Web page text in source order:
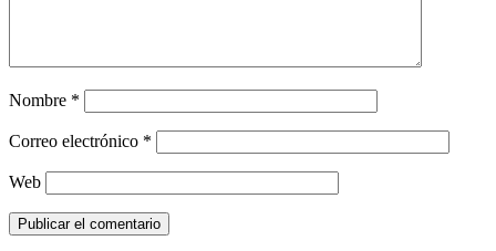
Nombre *
Correo electrónico *
Web